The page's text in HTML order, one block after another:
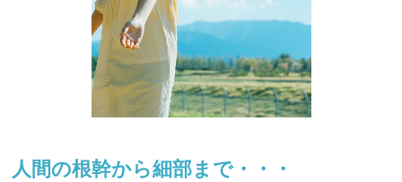
人間の根幹から細部まで・・・